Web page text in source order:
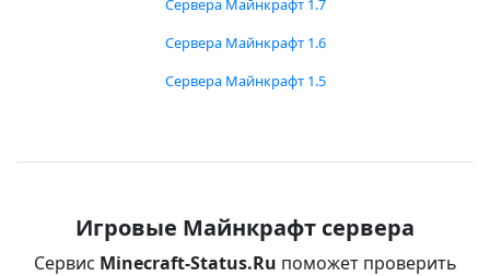
Сервера Майнкрафт 1.7
Сервера Майнкрафт 1.6
Сервера Майнкрафт 1.5
Игровые Майнкрафт сервера
Сервис Minecraft-Status.Ru поможет проверить